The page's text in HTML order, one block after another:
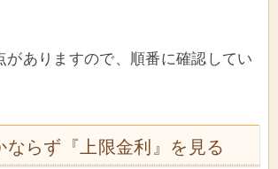
がありますので、順番に確認してい
ならず『上限金利』を見る